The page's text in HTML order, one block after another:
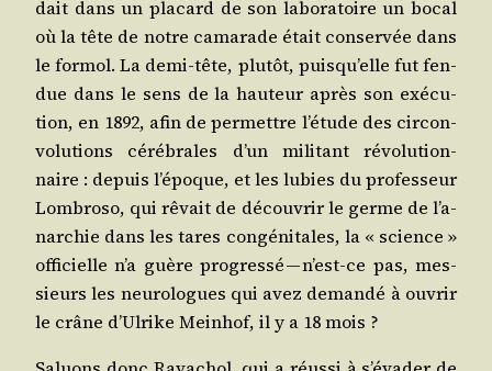
dait dans un pla­card de son labo­ra­toire un bocal
où la tête de notre cama­rade était conser­vée dans
le for­mol. La demi-tête, plu­tôt, puis­qu’elle fut fen­
due dans le sens de la hau­teur après son exé­cu­
tion, en 1892, afin de per­mettre l’é­tude des cir­con­
vo­lu­tions céré­brales d’un mili­tant révo­lu­tion­
naire : depuis l’é­poque, et les lubies du pro­fes­seur
Lom­bro­so, qui rêvait de décou­vrir le germe de l’a­
nar­chie dans les tares congé­ni­tales, la « science »
offi­cielle n’a guère pro­gres­sé — n’est-ce pas, mes­
sieurs les neu­ro­logues qui avez deman­dé à ouvrir
le crâne d’Ul­rike Mein­hof, il y a 18 mois ?